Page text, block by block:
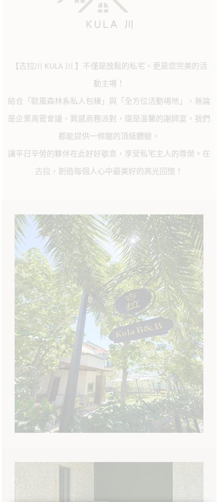
【古拉川 KULA 川 】不僅是放鬆的私宅，更是您完美的活
動主場！
結合「歐風森林系私人包棟」與「全方位活動場地」，無論
是企業高管會議、質感商務派對，還是溫馨的謝師宴，我們
都能提供一條龍的頂級體驗。
讓平日辛勞的夥伴在此好好歇息，享受私宅主人的尊榮。在
古拉，創造每個人心中最美好的高光回憶！